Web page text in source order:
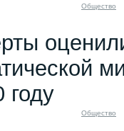
Общество
году
Общество